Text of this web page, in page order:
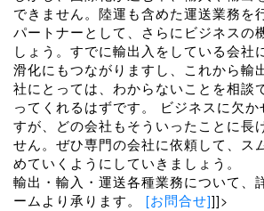
できません。陸運も含めた運送業務を
パートナーとして、さらにビジネスの
しょう。すでに輸出入をしている会社
滑化にもつながりますし、これから輸
社にとっては、わからないことを相談
ってくれるはずです。 ビジネスに欠
すが、どの会社もそういったことに長
せん。ぜひ専門の会社に依頼して、ス
めていくようにしていきましょう。
輸出・輸入・運送各種業務について、
ームより承ります。 [お問合せ]]]>